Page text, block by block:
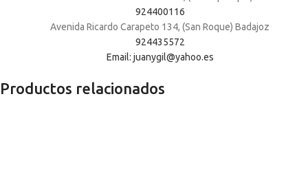
924400116
Avenida Ricardo Carapeto 134, (San Roque) Badajoz
924435572
Email: juanygil@yahoo.es
Productos relacionados